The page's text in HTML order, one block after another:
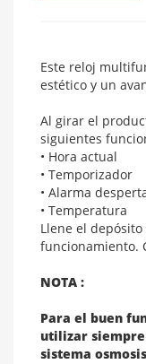
Este reloj
estético y un
Al girar el
siguientes
• Hora actual
• Temporizador
• Alarma
• Temperatura
Llene el
funcionamiento.
NOTA :
Para el buen
utilizar
sistema